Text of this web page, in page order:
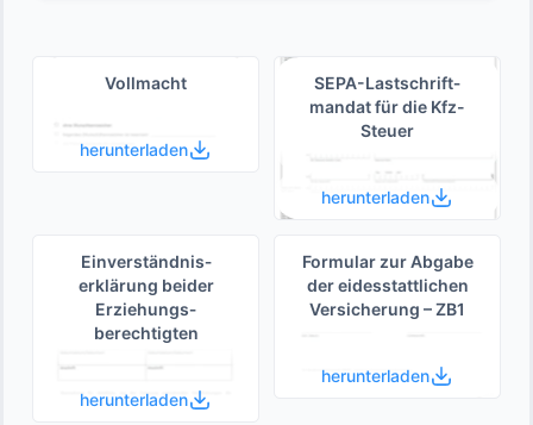
Vollmacht
herunterladen
SEPA-Lastschrift­
mandat für die Kfz-
Steuer
herunterladen
Einverständnis­
erklärung beider
Erziehungs­
berechtigten
herunterladen
Formular zur Abgabe
der eides­stattlichen
Versicherung – ZB1
herunterladen